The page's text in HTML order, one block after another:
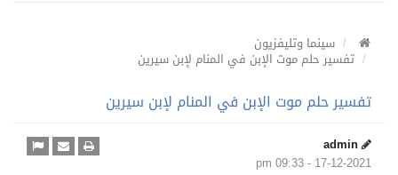
سينما وتليفزيون
تفسير حلم موت الإبن في المنام لإبن سيرين
تفسير حلم موت الإبن في المنام لإبن سيرين
admin
17-12-2021 - 09:33 pm